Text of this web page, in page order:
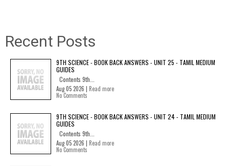
Recent Posts
9TH SCIENCE - BOOK BACK ANSWERS - UNIT 25 - TAMIL MEDIUM
GUIDES
Contents 9th...
Aug 05 2026 | Read more
No Comments
9TH SCIENCE - BOOK BACK ANSWERS - UNIT 24 - TAMIL MEDIUM
GUIDES
Contents 9th...
Aug 05 2026 | Read more
No Comments